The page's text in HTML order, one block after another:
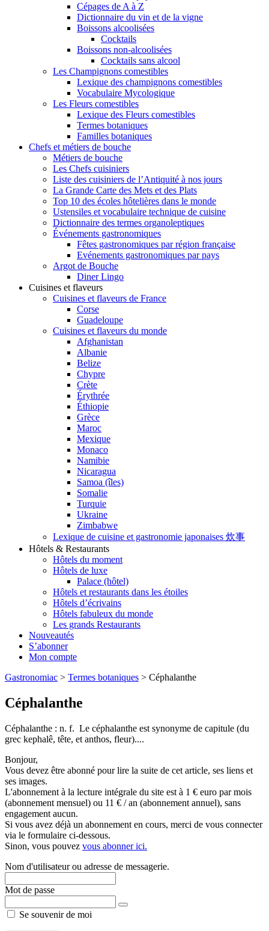
Cépages de A à Z
Dictionnaire du vin et de la vigne
Boissons alcoolisées
Cocktails
Boissons non-alcoolisées
Cocktails sans alcool
Les Champignons comestibles
Lexique des champignons comestibles
Vocabulaire Mycologique
Les Fleurs comestibles
Lexique des Fleurs comestibles
Termes botaniques
Familles botaniques
Chefs et métiers de bouche
Métiers de bouche
Les Chefs cuisiniers
Liste des cuisiniers de l’Antiquité à nos jours
La Grande Carte des Mets et des Plats
Top 10 des écoles hôtelières dans le monde
Ustensiles et vocabulaire technique de cuisine
Dictionnaire des termes organoleptiques
Événements gastronomiques
Fêtes gastronomiques par région française
Evénements gastronomiques par pays
Argot de Bouche
Diner Lingo
Cuisines et flaveurs
Cuisines et flaveurs de France
Corse
Guadeloupe
Cuisines et flaveurs du monde
Afghanistan
Albanie
Belize
Chypre
Crète
Érythrée
Éthiopie
Grèce
Maroc
Mexique
Monaco
Namibie
Nicaragua
Samoa (îles)
Somalie
Turquie
Ukraine
Zimbabwe
Lexique de cuisine et gastronomie japonaises 炊事
Hôtels & Restaurants
Hôtels du moment
Hôtels de luxe
Palace (hôtel)
Hôtels et restaurants dans les étoiles
Hôtels d’écrivains
Hôtels fabuleux du monde
Les grands Restaurants
Nouveautés
S’abonner
Mon compte
Gastronomiac > Termes botaniques > Céphalanthe
Céphalanthe
Céphalanthe : n. f. Le céphalanthe est synonyme de capitule (du
grec kephalê, tête, et anthos, fleur)....
Bonjour,
Vous devez être abonné pour lire la suite de cet article, ses liens et
ses images.
L'abonnement à la lecture intégrale du site est à 1 € euro par mois
(abonnement mensuel) ou 11 € / an (abonnement annuel), sans
engagement aucun.
Si vous avez déjà un abonnement en cours, merci de vous connecter
via le formulaire ci-dessous.
Sinon, vous pouvez vous abonner ici.
Nom d'utilisateur ou adresse de messagerie.
Mot de passe
Se souvenir de moi